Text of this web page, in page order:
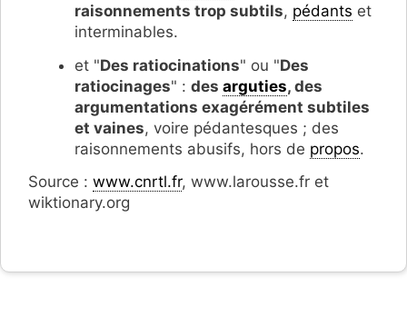
raisonnements trop subtils, pédants et
interminables.
et "Des ratiocinations" ou "Des
ratiocinages" : des arguties, des
argumentations exagérément subtiles
et vaines, voire pédantesques ; des
raisonnements abusifs, hors de propos.
Source : www.cnrtl.fr, www.larousse.fr et
wiktionary.org